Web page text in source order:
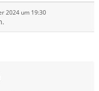
2024 um 19:30